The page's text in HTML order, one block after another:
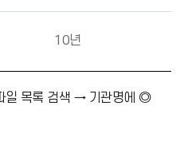
10년
일 목록 검색 → 기관명에 ◎